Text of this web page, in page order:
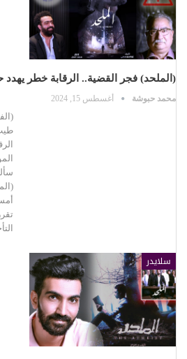
(الملحد) فجر القضية.. الرقابة خطر يهدد
محمد حبوشة أغسطس 15, 2024
سلايدر